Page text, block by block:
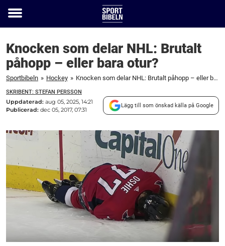
Toggle
Knocken som delar NHL: Brutalt
påhopp – eller bara otur?
Sportbibeln » Hockey » Knocken som delar NHL: Brutalt påhopp – eller bara otur?
SKRIBENT: STEFAN PERSSON
Uppdaterad: aug 05, 2025, 14:21
Publicerad: dec 05, 2017, 07:31
Lägg till som önskad källa på Google